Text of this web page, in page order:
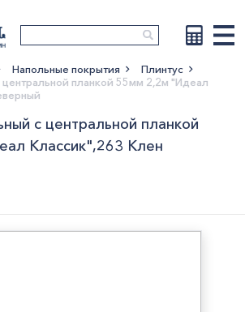
Показать больше
Напольные покрытия
Плинтус
центральной планкой 55мм 2,2м "Идеал
с центральной планкой
Классик",263 Клен